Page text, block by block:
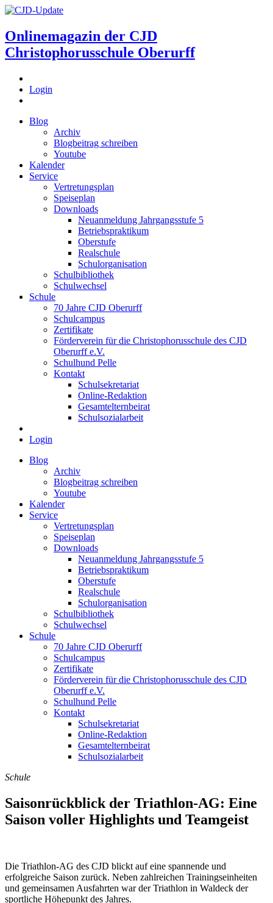
Onlinemagazin der CJD
Christophorusschule Oberurff
Login
Blog
Archiv
Blogbeitrag schreiben
Youtube
Kalender
Service
Vertretungsplan
Speiseplan
Downloads
Neuanmeldung Jahrgangsstufe 5
Betriebspraktikum
Oberstufe
Realschule
Schulorganisation
Schulbibliothek
Schulwechsel
Schule
70 Jahre CJD Oberurff
Schulcampus
Zertifikate
Förderverein für die Christophorusschule des CJD
Oberurff e.V.
Schulhund Pelle
Kontakt
Schulsekretariat
Online-Redaktion
Gesamtelternbeirat
Schulsozialarbeit
Login
Blog
Archiv
Blogbeitrag schreiben
Youtube
Kalender
Service
Vertretungsplan
Speiseplan
Downloads
Neuanmeldung Jahrgangsstufe 5
Betriebspraktikum
Oberstufe
Realschule
Schulorganisation
Schulbibliothek
Schulwechsel
Schule
70 Jahre CJD Oberurff
Schulcampus
Zertifikate
Förderverein für die Christophorusschule des CJD
Oberurff e.V.
Schulhund Pelle
Kontakt
Schulsekretariat
Online-Redaktion
Gesamtelternbeirat
Schulsozialarbeit
Schule
Saisonrückblick der Triathlon-AG: Eine
Saison voller Highlights und Teamgeist
Die Triathlon-AG des CJD blickt auf eine spannende und
erfolgreiche Saison zurück. Neben zahlreichen Trainingseinheiten
und gemeinsamen Ausfahrten war der Triathlon in Waldeck der
sportliche Höhepunkt des Jahres.